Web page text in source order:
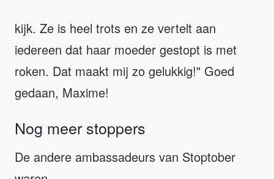
kijk. Ze is heel trots en ze vertelt aan
iedereen dat haar moeder gestopt is met
roken. Dat maakt mij zo gelukkig!" Goed
gedaan, Maxime!
Nog meer stoppers
De andere ambassadeurs van Stoptober